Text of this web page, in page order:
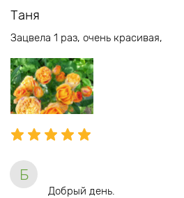
Таня
Зацвела 1 раз, очень красивая,
Б
Добрый день.